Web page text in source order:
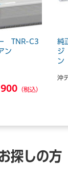
TNR-C3
ン
（税込）
純
ジ
ン
沖
探しの方